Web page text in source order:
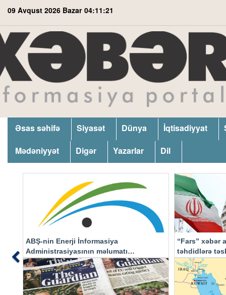
09 Avqust 2026 Bazar 04:11:23
Əsas səhifə Siyasət Dünya İqtisadiyyat
Mədəniyyət
Digər Yazarlar Dil
ABŞ-nin Enerji İnformasiya
Administrasiyasının məlumatı
əsasında…
“Fars” xəbər
təhdidlərə
Previous